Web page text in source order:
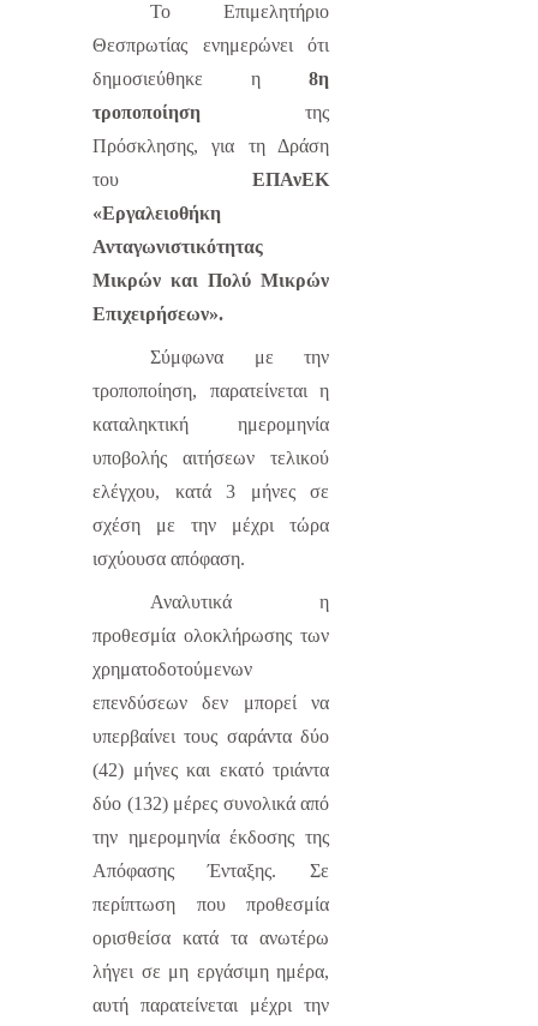
Το Επιμελητήριο
Θεσπρωτίας ενημερώνει ότι
δημοσιεύθηκε η8η
τροποποίηση της
Πρόσκλησης, για τη Δράση
τουΕΠΑνΕΚ
«Εργαλειοθήκη
Ανταγωνιστικότητας
Μικρών και Πολύ Μικρών
Επιχειρήσεων».
Σύμφωνα με την
τροποποίηση, παρατείνεται η
καταληκτική ημερομηνία
υποβολής αιτήσεων τελικού
ελέγχου, κατά 3 μήνες σε
σχέση με την μέχρι τώρα
ισχύουσα απόφαση.
Αναλυτικά η
προθεσμία ολοκλήρωσης των
χρηματοδοτούμενων
επενδύσεων δεν μπορεί να
υπερβαίνει τους σαράντα δύο
(42) μήνες και εκατό τριάντα
δύο (132) μέρες συνολικά από
την ημερομηνία έκδοσης της
Απόφασης Ένταξης. Σε
περίπτωση που προθεσμία
ορισθείσα κατά τα ανωτέρω
λήγει σε μη εργάσιμη ημέρα,
αυτή παρατείνεται μέχρι την